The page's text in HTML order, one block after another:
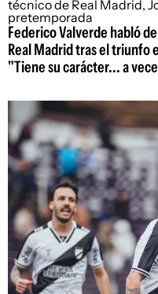
Federico Valverde habló
Real Madrid tras el triunfo
"Tiene su carácter... a